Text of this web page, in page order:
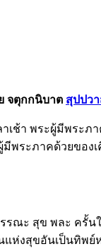
จตุกกนิบาต สุปปว
า พระผู้มีพระภา
ระภาคด้วยขอ
ณะ สุข พละ ครั้
งสุขอันเป็นทิพ